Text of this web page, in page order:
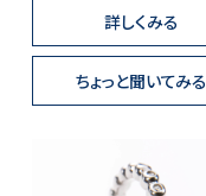
詳しくみる
ちょっと聞いてみる